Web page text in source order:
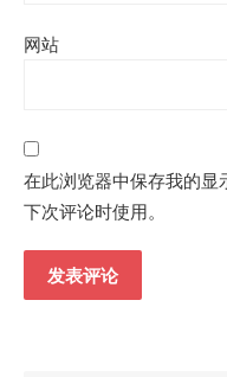
网站
在此浏览器中保存我的显
下次评论时使用。